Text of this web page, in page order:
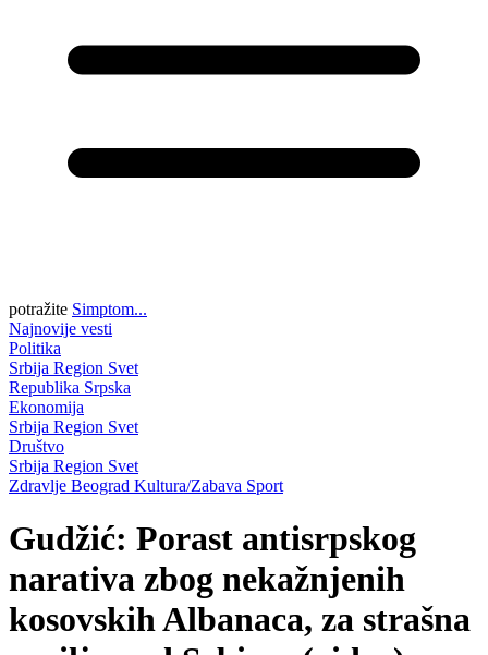
potražite Simptom...
Najnovije vesti
Politika
Srbija Region Svet
Republika Srpska
Ekonomija
Srbija Region Svet
Društvo
Srbija Region Svet
Zdravlje Beograd Kultura/Zabava Sport
Gudžić: Porast antisrpskog
narativa zbog nekažnjenih
kosovskih Albanaca, za strašna